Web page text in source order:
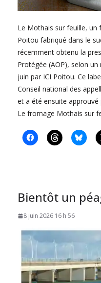
Le Mothais sur feuille,
Poitou fabriqué dans le
récemment obtenu la
Protégée (AOP), selon
juin par ICI Poitou. Ce
Conseil national des
et a été ensuite
Le fromage Mothais sur
Bientôt un
8 juin 2026 16 h 56